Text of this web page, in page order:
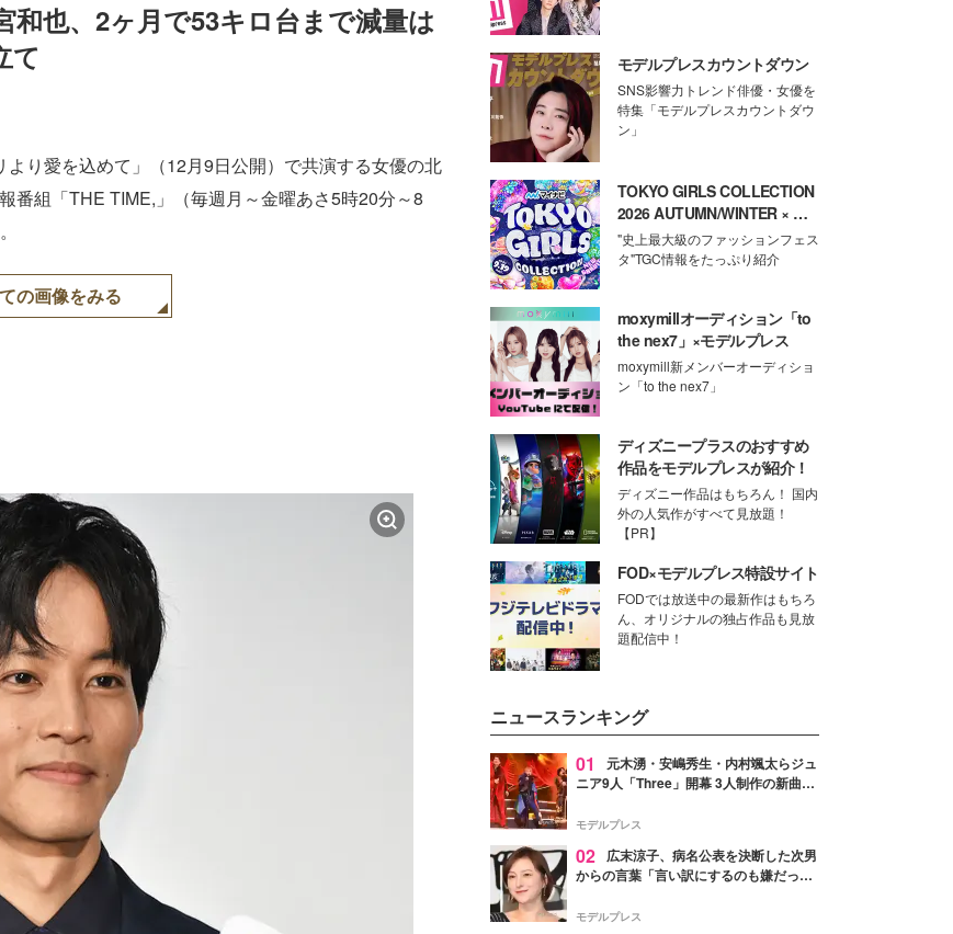
和也、2ヶ月で53キロ台まで減量は
て
り愛を込めて」（12月9日公開）で共演する女優の北
番組「THE TIME,」（毎週月～金曜あさ5時20分～8
の画像をみる
モデルプレスカウントダウン
SNS影響力トレンド俳優・女優を
特集「モデルプレスカウントダウ
ン」
TOKYO GIRLS COLLECTION
2026 AUTUMN/WINTER × モ
デルプレス
"史上最大級のファッションフェス
タ"TGC情報をたっぷり紹介
moxymillオーディション「to
the nex7」×モデルプレス
moxymill新メンバーオーディショ
ン「to the nex7」
ディズニープラスのおすすめ
作品をモデルプレスが紹介！
ディズニー作品はもちろん！ 国内
外の人気作がすべて見放題！
【PR】
FOD×モデルプレス特設サイト
FODでは放送中の最新作はもちろ
ん、オリジナルの独占作品も見放
題配信中！
ニュースランキング
01
元木湧・安嶋秀生・内村颯太らジュ
ニア9人「Three」開幕 3人制作の新曲＆
進んで夢を掴みたい」【ゲネプロレポ】
モデルプレス
02
広末涼子、病名公表を決断した次男
からの言葉「言い訳にするのも嫌だっ
モデルプレス